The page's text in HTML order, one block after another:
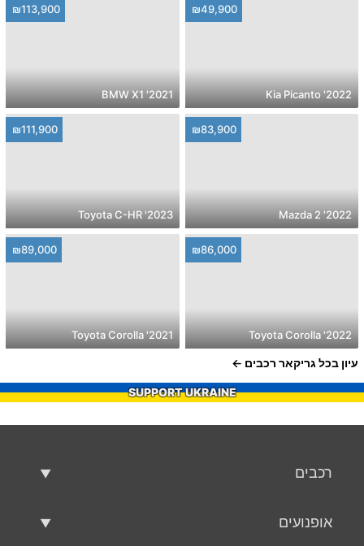
₪49,900
2022' Kia Picanto
₪113,900
2021' BMW X1
₪83,900
2022' Mazda 2
₪111,900
2023' Toyota C-HR
₪86,000
2022' Toyota Corolla
₪89,000
2021' Toyota Corolla
עיון בכל גריקאר רכבים
SUPPORT UKRAINE
רכבים
אופנועים